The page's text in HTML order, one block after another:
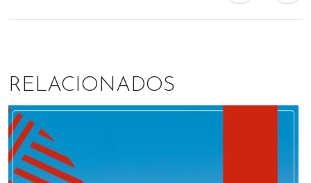
RELACIONADOS